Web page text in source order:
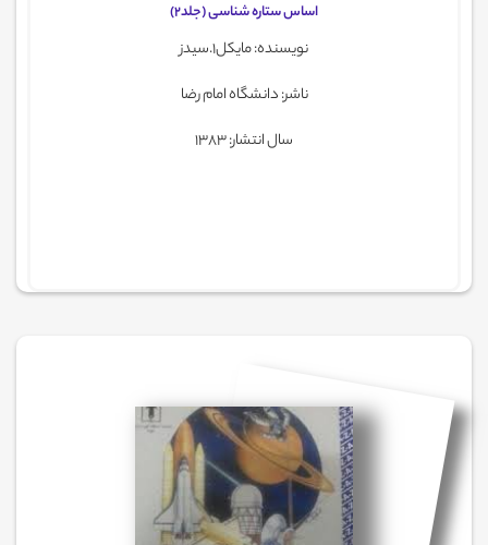
اساس ستاره شناسی (جلد2)
نویسنده: مایکل1.سیدز
ناشر: دانشگاه امام رضا
سال انتشار: 1383